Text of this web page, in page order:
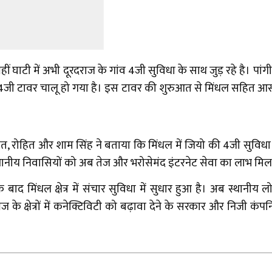
घाटी में अभी दूरदराज के गांव 4जी सुविधा के साथ जुड़ रहे है।
टावर चालू हो गया है। इस टावर की शुरुआत से मिंधल सहित
रोहित और शाम सिंह ने बताया कि मिंधल में जियो की 4जी
निवासियों को अब तेज और भरोसेमंद इंटरनेट सेवा का लाभ मिल
मिंधल क्षेत्र में संचार सुविधा में सुधार हुआ है। अब स्थानीय
में कनेक्टिविटी को बढ़ावा देने के सरकार और निजी